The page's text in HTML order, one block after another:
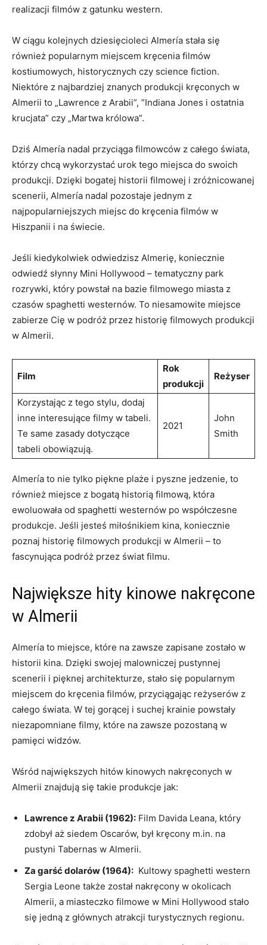
realizacji filmów z ​gatunku western.
W ciągu kolejnych⁣ dziesięcioleci Almería stała się
również popularnym miejscem kręcenia filmów
kostiumowych, historycznych czy science ‌fiction.
Niektóre z najbardziej znanych produkcji kręconych w
Almerii to „Lawrence z Arabii”, ‌”Indiana Jones i ostatnia
krucjata” czy „Martwa królowa”.
Dziś Almería nadal przyciąga filmowców z całego świata,
którzy chcą wykorzystać urok tego miejsca do⁤ swoich
produkcji. ‍Dzięki bogatej historii filmowej⁢ i zróżnicowanej
scenerii, Almería nadal pozostaje jednym z
najpopularniejszych ⁤miejsc do kręcenia filmów w
Hiszpanii i⁤ na świecie.
Jeśli kiedykolwiek odwiedzisz Almerię, koniecznie
odwiedź słynny Mini Hollywood – tematyczny park
rozrywki, który powstał na bazie filmowego miasta z
czasów spaghetti westernów. To niesamowite miejsce
zabierze Cię w podróż przez historię filmowych produkcji
w‌ Almerii.
Film
Rok
produkcji
Reżyser
Korzystając z tego stylu, ⁤dodaj
inne interesujące filmy w tabeli.
Te same‌ zasady dotyczące
tabeli obowiązują.
2021
John‌
Smith
Almería to nie tylko piękne⁢ plaże i pyszne ⁤jedzenie, to
również miejsce z bogatą historią filmową, która
ewoluowała od spaghetti westernów po współczesne
produkcje. Jeśli jesteś miłośnikiem kina, koniecznie
poznaj historię filmowych ⁣produkcji w Almerii – ‌to
fascynująca⁢ podróż przez świat filmu.
Największe hity kinowe nakręcone
‌w Almerii
Almería to miejsce, które na zawsze zapisane zostało w
historii kina. Dzięki swojej malowniczej pustynnej
scenerii i ⁤pięknej architekturze, stało się popularnym
miejscem do kręcenia ​filmów, przyciągając reżyserów z
całego świata. W tej gorącej i ⁤suchej krainie powstały
niezapomniane filmy, które na zawsze pozostaną w
pamięci widzów.
Wśród największych hitów⁤ kinowych nakręconych w
Almerii znajdują się takie produkcje jak:
Lawrence z Arabii (1962): Film⁤ Davida Leana, który
zdobył aż siedem Oscarów, był kręcony m.in. na⁢
pustyni Tabernas w Almerii.
Za garść dolarów ⁤(1964): ​ Kultowy⁤ spaghetti western
Sergia Leone także został nakręcony w okolicach
Almerii, ⁤a ‌miasteczko filmowe w Mini Hollywood stało
się⁣ jedną z głównych atrakcji turystycznych regionu.